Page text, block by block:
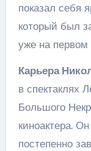
показал себя
который был
уже на первом
Карьера
в спектаклях
Большого
киноактера.
постепенно